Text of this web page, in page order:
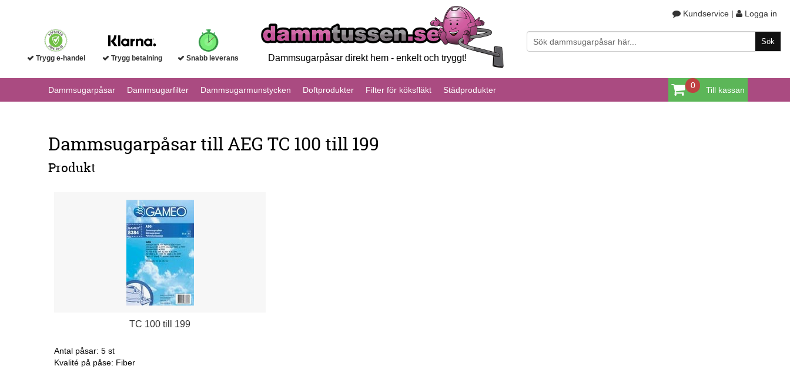
Dammsugarpåsar direkt hem - enkelt och tryggt!
Trygg e-handel Trygg betalning Snabb leverans
Kundservice | Logga in
0 Till kassan
Dammsugarpåsar Dammsugarfilter Dammsugarmunstycken Doftprodukter Filter för köksfläkt Städprodukter
Dammsugarpåsar till AEG TC 100 till 199
Produkt
TC 100 till 199
Antal påsar: 5 st
Kvalité på påse: Fiber